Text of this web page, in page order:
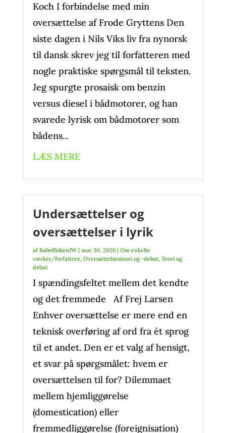
Koch I forbindelse med min
oversættelse af Frode Gryttens Den
siste dagen i Nils Viks liv fra nynorsk
til dansk skrev jeg til forfatteren med
nogle praktiske spørgsmål til teksten.
Jeg spurgte prosaisk om benzin
versus diesel i bådmotorer, og han
svarede lyrisk om bådmotorer som
bådens...
LÆS MERE
Undersættelser og
oversættelser i lyrik
afBabelfiskenJW| mar 30, 2026| Om enkelte
værker/forfattere, Oversættelsesteori og -debat, Teori og
debat
I spændingsfeltet mellem det kendte
og det fremmede Af Frej Larsen
Enhver oversættelse er mere end en
teknisk overføring af ord fra ét sprog
til et andet. Den er et valg af hensigt,
et svar på spørgsmålet: hvem er
oversættelsen til for? Dilemmaet
mellem hjemliggørelse
(domestication) eller
fremmedliggørelse (foreignisation)